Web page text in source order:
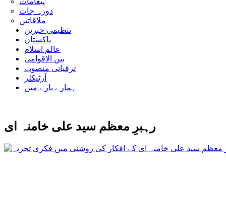
دورہ جات
ملاقاتیں
تنظیمی خبریں
پاکستان
عالم اسلام
بین الاقوامی
ترقیاتی منصوبے
آرٹیکلز
ہمارے بارے میں
رہبرِ معظم سید علی خامنہ ای